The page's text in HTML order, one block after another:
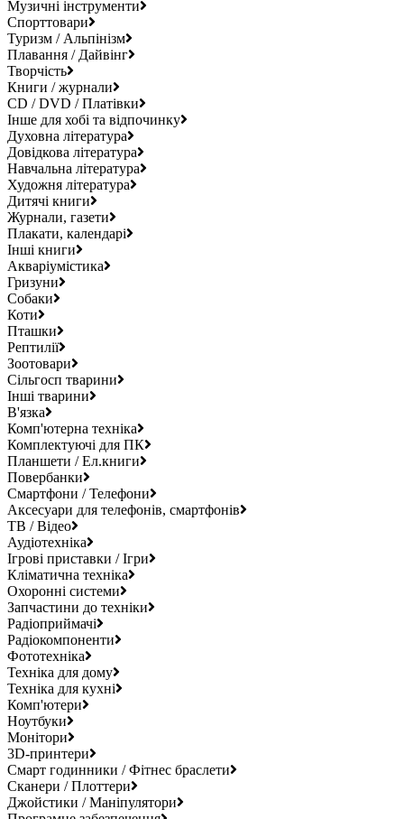
Музичні інструменти
Спорттовари
Туризм / Альпінізм
Плавання / Дайвінг
Творчість
Книги / журнали
CD / DVD / Платівки
Інше для хобі та відпочинку
Духовна література
Довідкова література
Навчальна література
Художня література
Дитячі книги
Журнали, газети
Плакати, календарі
Інші книги
Акваріумістика
Гризуни
Собаки
Коти
Пташки
Рептилії
Зоотовари
Сільгосп тварини
Інші тварини
В'язка
Комп'ютерна техніка
Комплектуючі для ПК
Планшети / Ел.книги
Повербанки
Смартфони / Телефони
Аксесуари для телефонів, смартфонів
ТВ / Відео
Аудіотехніка
Ігрові приставки / Ігри
Кліматична техніка
Охоронні системи
Запчастини до техніки
Радіоприймачі
Радіокомпоненти
Фототехніка
Техніка для дому
Техніка для кухні
Комп'ютери
Ноутбуки
Монітори
3D-принтери
Смарт годинники / Фітнес браслети
Сканери / Плоттери
Джойстики / Маніпулятори